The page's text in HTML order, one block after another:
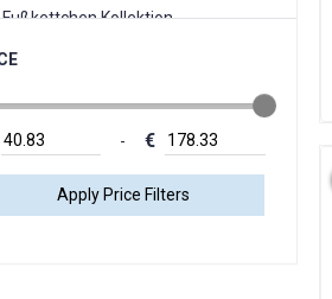
Fußkettchen Kollektion
Kreuze/Schutzengel
Trachten Kollektion
Sonne Mond u. Sterne Kollektion
Sternbilder Kollektion
- €